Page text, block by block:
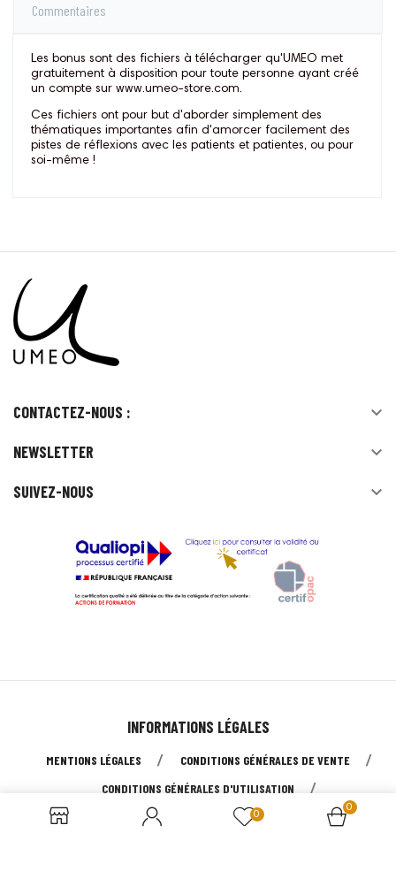
0
0
Commentaires
Les bonus sont des fichiers à télécharger qu'UMEO met
gratuitement à disposition pour toute personne ayant créé
un compte sur www.umeo-store.com.
Ces fichiers ont pour but d'aborder simplement des
thématiques importantes afin d'amorcer facilement des
pistes de réflexions avec les patients et patientes, ou pour
soi-même !
CONTACTEZ-NOUS : 
NEWSLETTER 
SUIVEZ-NOUS 
INFORMATIONS LÉGALES
MENTIONS LÉGALES
CONDITIONS GÉNÉRALES DE VENTE
CONDITIONS GÉNÉRALES D'UTILISATION
POLITIQUE DE CONFIDENTIALITÉ
PAIEMENT SÉCURISÉ